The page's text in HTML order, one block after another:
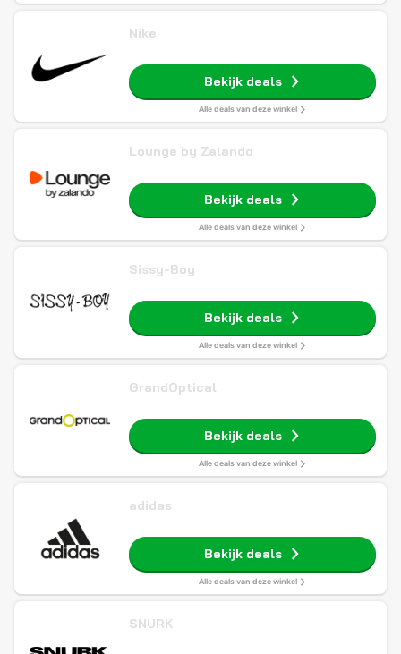
Nike
Bekijk deals
Alle deals van deze winkel
Lounge by Zalando
Bekijk deals
Alle deals van deze winkel
Sissy-Boy
Bekijk deals
Alle deals van deze winkel
GrandOptical
Bekijk deals
Alle deals van deze winkel
adidas
Bekijk deals
Alle deals van deze winkel
SNURK